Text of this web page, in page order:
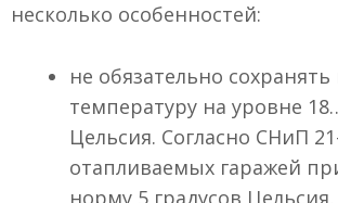
несколько особенностей:
не обязательно
температуру на уровне
Цельсия. Согласно СНиП
отапливаемых гаражей
норму 5 градусов